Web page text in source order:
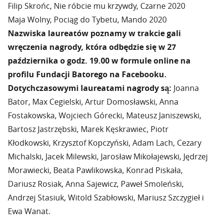
Filip Skrońc, Nie róbcie mu krzywdy, Czarne 2020
Maja Wolny, Pociąg do Tybetu, Mando 2020
Nazwiska laureatów poznamy w trakcie gali
wręczenia nagrody, która odbędzie się w 27
października o godz. 19.00 w formule online na
profilu Fundacji Batorego na Facebooku.
Dotychczasowymi laureatami nagrody są̨: Joanna
Bator, Max Cegielski, Artur Domosławski, Anna
Fostakowska, Wojciech Górecki, Mateusz Janiszewski,
Bartosz Jastrzębski, Marek Kęskrawiec, Piotr
Kłodkowski, Krzysztof Kopczyński, Adam Lach, Cezary
Michalski, Jacek Milewski, Jarosław Mikołajewski, Jędrzej
Morawiecki, Beata Pawlikowska, Konrad Piskała,
Dariusz Rosiak, Anna Sajewicz, Paweł Smoleński,
Andrzej Stasiuk, Witold Szabłowski, Mariusz Szczygieł i
Ewa Wanat.